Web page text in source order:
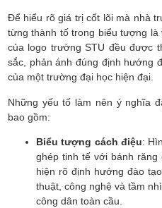
Để hiểu rõ giá trị cốt lõi mà nhà
từng thành tố trong biểu tượng là
của logo trường STU đều được
sắc, phản ánh đúng định hướng
của một trường đại học hiện đại.
Những yếu tố làm nên ý nghĩa
bao gồm:
Biểu tượng cách điệu:
ghép tinh tế với bánh răng
hiện rõ định hướng đào
thuật, công nghệ và tầm
công dân toàn cầu.